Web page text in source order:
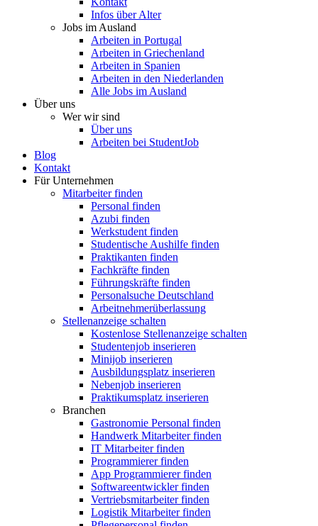
Infos über Alter
Jobs im Ausland
Arbeiten in Portugal
Arbeiten in Griechenland
Arbeiten in Spanien
Arbeiten in den Niederlanden
Alle Jobs im Ausland
Über uns
Wer wir sind
Über uns
Arbeiten bei StudentJob
Blog
Kontakt
Für Unternehmen
Mitarbeiter finden
Personal finden
Azubi finden
Werkstudent finden
Studentische Aushilfe finden
Praktikanten finden
Fachkräfte finden
Führungskräfte finden
Personalsuche Deutschland
Arbeitnehmerüberlassung
Stellenanzeige schalten
Kostenlose Stellenanzeige schalten
Studentenjob inserieren
Minijob inserieren
Ausbildungsplatz inserieren
Nebenjob inserieren
Praktikumsplatz inserieren
Branchen
Gastronomie Personal finden
Handwerk Mitarbeiter finden
IT Mitarbeiter finden
Programmierer finden
App Programmierer finden
Softwareentwickler finden
Vertriebsmitarbeiter finden
Logistik Mitarbeiter finden